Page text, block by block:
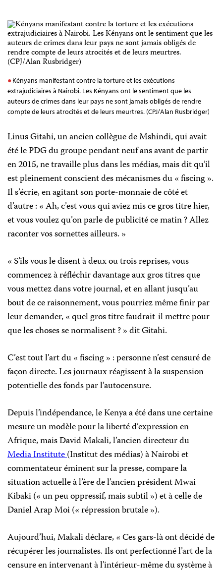
Kényans manifestant contre la torture et les exécutions
extrajudiciaires à Nairobi. Les Kényans ont le sentiment que les
auteurs de crimes dans leur pays ne sont jamais obligés de rendre
compte de leurs atrocités et de leurs meurtres. (CPJ/Alan Rusbridger)
Linus Gitahi, un ancien collègue de Mshindi, qui avait
été le PDG du groupe pendant neuf ans avant de partir
en 2015, ne travaille plus dans les médias, mais dit qu’il
est pleinement conscient des mécanismes du « fiscing ».
Il s’écrie, en agitant son porte-monnaie de côté et
d’autre : « Ah, c’est vous qui aviez mis ce gros titre hier,
et vous voulez qu’on parle de publicité ce matin ? Allez
raconter vos sornettes ailleurs. »
« S’ils vous le disent à deux ou trois reprises, vous
commencez à réfléchir davantage aux gros titres que
vous mettez dans votre journal, et en allant jusqu’au
bout de ce raisonnement, vous pourriez même finir par
leur demander, « quel gros titre faudrait-il mettre pour
que les choses se normalisent ? » dit Gitahi.
C’est tout l’art du « fiscing » : personne n’est censuré de
façon directe. Les journaux réagissent à la suspension
potentielle des fonds par l’autocensure.
Depuis l’indépendance, le Kenya a été dans une certaine
mesure un modèle pour la liberté d’expression en
Afrique, mais David Makali, l’ancien directeur du
Media Institute(Institut des médias) à Nairobi et
commentateur éminent sur la presse, compare la
situation actuelle à l’ère de l’ancien président Mwai
Kibaki (« un peu oppressif, mais subtil ») et à celle de
Daniel Arap Moi (« répression brutale »).
Aujourd’hui, Makali déclare, « Ces gars-là ont décidé de
récupérer les journalistes. Ils ont perfectionné l’art de la
censure en intervenant à l’intérieur-même du système à